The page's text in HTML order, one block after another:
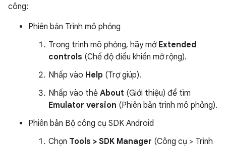
công:
Phiên bản Trình mô phỏng
Trong trình mô phỏng, hãy mở Extended
controls (Chế độ điều khiển mở rộng).
Nhấp vào Help (Trợ giúp).
Nhấp vào thẻ About (Giới thiệu) để tìm
Emulator version (Phiên bản trình mô phỏng).
Phiên bản Bộ công cụ SDK Android
Chọn Tools > SDK Manager (Công cụ > Trình